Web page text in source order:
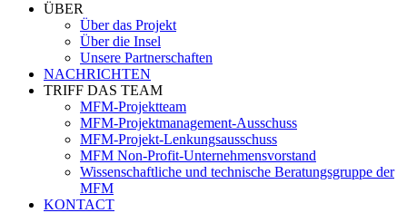
ÜBER
Über das Projekt
Über die Insel
Unsere Partnerschaften
NACHRICHTEN
TRIFF DAS TEAM
MFM-Projektteam
MFM-Projektmanagement-Ausschuss
MFM-Projekt-Lenkungsausschuss
MFM Non-Profit-Unternehmensvorstand
Wissenschaftliche und technische Beratungsgruppe der
MFM
KONTACT